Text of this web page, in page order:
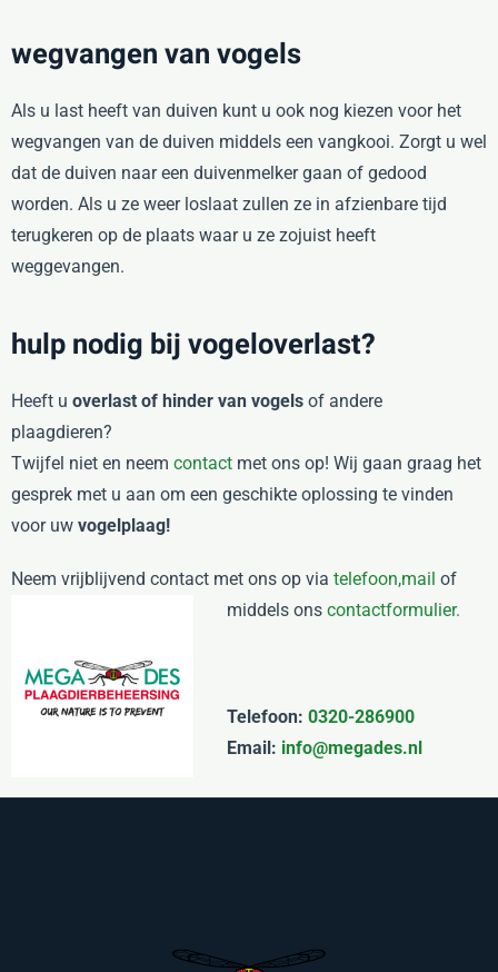
wegvangen van vogels
Als u last heeft van duiven kunt u ook nog kiezen voor het
wegvangen van de duiven middels een vangkooi. Zorgt u wel
dat de duiven naar een duivenmelker gaan of gedood
worden. Als u ze weer loslaat zullen ze in afzienbare tijd
terugkeren op de plaats waar u ze zojuist heeft
weggevangen.
hulp nodig bij vogeloverlast?
Heeft u overlast of hinder van vogels of andere
plaagdieren?
Twijfel niet en neem contact met ons op! Wij gaan graag het
gesprek met u aan om een geschikte oplossing te vinden
voor uw vogelplaag!
Neem vrijblijvend contact met ons op via telefoon,mail of
middels ons contactformulier.
Telefoon: 0320-286900
Email: info@megades.nl